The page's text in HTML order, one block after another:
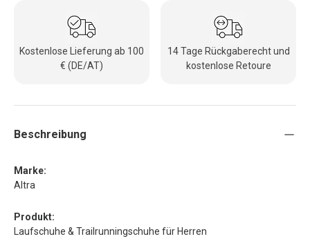
Kostenlose Lieferung ab 100
€ (DE/AT)
14 Tage Rückgaberecht und
kostenlose Retoure
Beschreibung
Marke:
Altra
Produkt:
Laufschuhe & Trailrunningschuhe für Herren